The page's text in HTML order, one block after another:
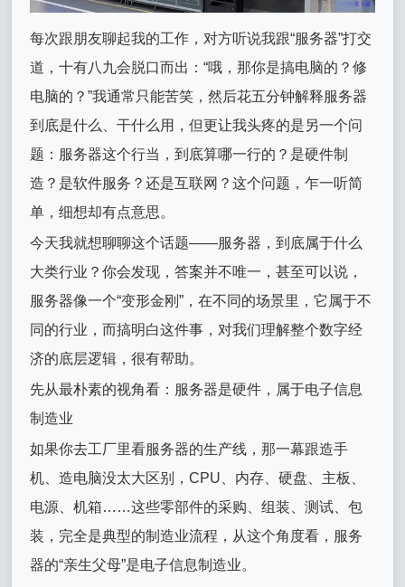
每次跟朋友聊起我的工作，对方听说我跟“服务器”打交
道，十有八九会脱口而出：“哦，那你是搞电脑的？修
电脑的？”我通常只能苦笑，然后花五分钟解释服务器
到底是什么、干什么用，但更让我头疼的是另一个问
题：服务器这个行当，到底算哪一行的？是硬件制
造？是软件服务？还是互联网？这个问题，乍一听简
单，细想却有点意思。
今天我就想聊聊这个话题——服务器，到底属于什么
大类行业？你会发现，答案并不唯一，甚至可以说，
服务器像一个“变形金刚”，在不同的场景里，它属于不
同的行业，而搞明白这件事，对我们理解整个数字经
济的底层逻辑，很有帮助。
先从最朴素的视角看：服务器是硬件，属于电子信息
制造业
如果你去工厂里看服务器的生产线，那一幕跟造手
机、造电脑没太大区别，CPU、内存、硬盘、主板、
电源、机箱……这些零部件的采购、组装、测试、包
装，完全是典型的制造业流程，从这个角度看，服务
器的“亲生父母”是电子信息制造业。